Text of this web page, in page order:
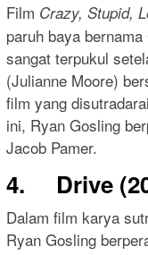
Film Crazy, Stupid,
paruh baya
sangat terpukul
(Julianne Moore)
film yang
ini, Ryan Gosling
Jacob Pamer.
4. Drive
Dalam film karya
Ryan Gosling